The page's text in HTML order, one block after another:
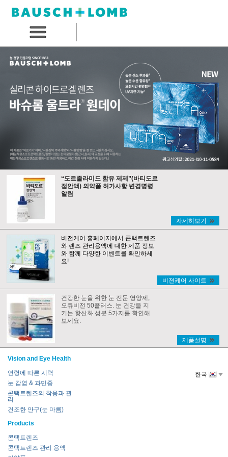
“도르졸라미드 함유 제제”(바티도르
점안액) 의약품 허가사항 변경명령
알림
자세히보기
비전케어 홈페이지에서 콘택트렌즈
와 렌즈 관리용액에 대한 제품 정보
와 함께 다양한 이벤트를 확인하세
요!
비젼케어 사이트
건강한 눈을 위한 눈 전문 영양제,
오큐비전 50플러스. 눈 건강을 지
키는 항산화 성분 5가지를 확인해
보세요.
제품설명
Vision and Eye Health
연령에 따른 시력
눈 감염 & 과민증
콘택트렌즈의 착용과 관
리
건조한 안구(눈 마름)
Products
콘택트렌즈
콘택트렌즈 관리 용액
한국